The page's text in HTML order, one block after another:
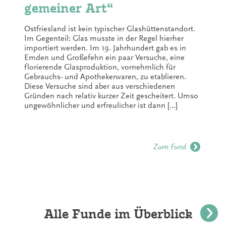
gemeiner Art“
Ostfriesland ist kein typischer Glashüttenstandort.
Im Gegenteil: Glas musste in der Regel hierher
importiert werden. Im 19. Jahrhundert gab es in
Emden und Großefehn ein paar Versuche, eine
florierende Glasproduktion, vornehmlich für
Gebrauchs- und Apothekerwaren, zu etablieren.
Diese Versuche sind aber aus verschiedenen
Gründen nach relativ kurzer Zeit gescheitert. Umso
ungewöhnlicher und erfreulicher ist dann […]
Zum Fund
Alle Funde im Überblick